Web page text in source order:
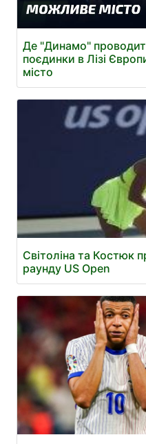
Де "Динамо"
поєдинки в Лізі
місто
Світоліна та Костюк
раунду US Open